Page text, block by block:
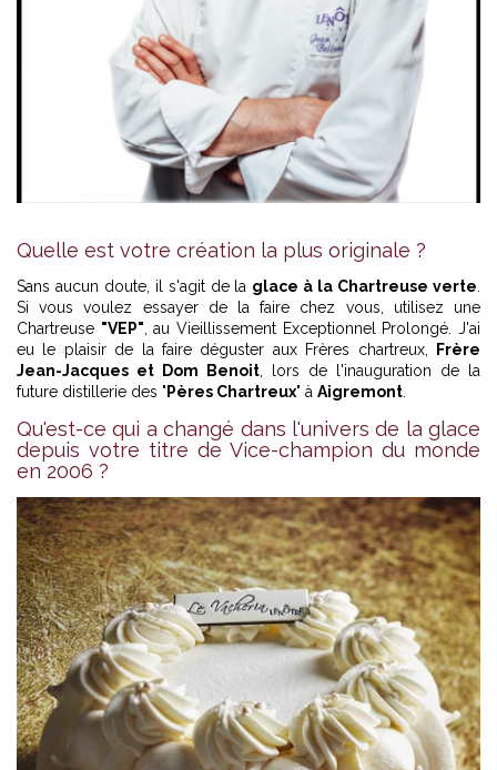
Quelle est votre création la plus originale ?
Sans aucun doute, il s'agit de la glace à la Chartreuse verte
Si vous voulez essayer de la faire chez vous, utilisez une
Chartreuse "VEP" , au Vieillissement Exceptionnel Prolongé. J'ai
eu le plaisir de la faire déguster aux Frères chartreux,
Frère
Jean-Jacques et Dom Benoit , lors de l'inauguration de la
future distillerie des " Pères Chartreux" à Aigremont
Qu'est-ce qui a changé dans l'univers de la glace
depuis votre titre de Vice-champion du monde
en 2006 ?